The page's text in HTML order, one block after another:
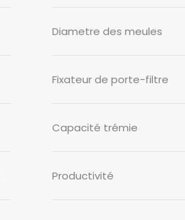
Diametre des meules
Fixateur de porte-filtre
Capacité trémie
Productivité